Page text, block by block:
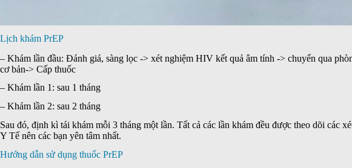
Lịch khám PrEP
– Khám lần đầu: Đánh giá, sàng lọc -> xét nghiệm HIV kết quả âm tính -> chuyển qua
cơ bản-> Cấp thuốc
– Khám lần 1: sau 1 tháng
– Khám lần 2: sau 2 tháng
Sau đó, định kì tái khám mỗi 3 tháng một lần. Tất cả các lần khám đều được theo dõi các
Y Tế nên các bạn yên tâm nhất.
Hướng dẫn sử dụng thuốc PrEP